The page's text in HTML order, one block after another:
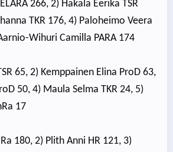
266, 2) Hakala Eerika TSR
TKR 176, 4) Paloheimo Veera
Wihuri Camilla PARA 174
65, 2) Kemppainen Elina ProD 63,
50, 4) Maula Selma TKR 24, 5)
17
180, 2) Plith Anni HR 121, 3)